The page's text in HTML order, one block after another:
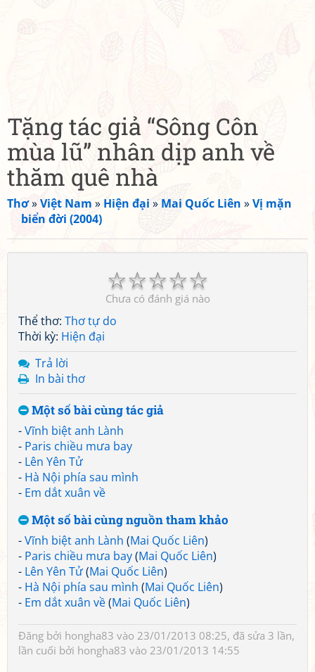
Tặng tác giả “Sông Côn
mùa lũ” nhân dịp anh về
thăm quê nhà
Thơ»Việt Nam » Hiện đại » Mai Quốc Liên »Vị mặn
biển đời (2004)
☆
☆
☆
☆
☆
Chưa có đánh giá nào
Thể thơ: Thơ tự do
Thời kỳ: Hiện đại
Trả lời
In bài thơ
Một số bài cùng tác giả
-Vĩnh biệt anh Lành
- Paris chiều mưa bay
- Lên Yên Tử
- Hà Nội phía sau mình
- Em dắt xuân về
Một số bài cùng nguồn tham khảo
-Vĩnh biệt anh Lành (Mai Quốc Liên)
- Paris chiều mưa bay(Mai Quốc Liên)
- Lên Yên Tử(Mai Quốc Liên)
- Hà Nội phía sau mình (Mai Quốc Liên)
- Em dắt xuân về(Mai Quốc Liên)
Đăng bởi hongha83 vào 23/01/2013 08:25, đã sửa 3 lần,
lần cuối bởi hongha83 vào 23/01/2013 14:55